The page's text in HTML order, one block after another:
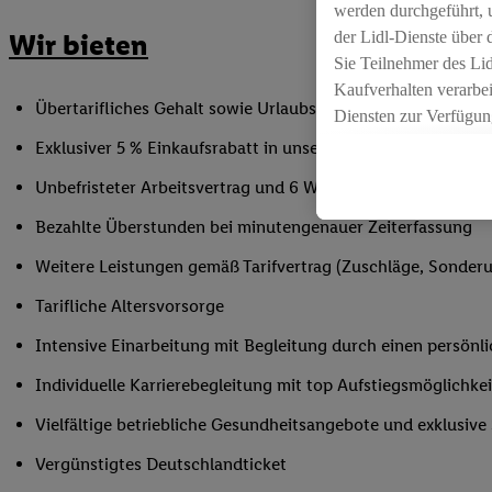
Wir bieten
Übertarifliches Gehalt sowie Urlaubs- und Weihnachtsgeld
Exklusiver 5 % Einkaufsrabatt in unseren Filialen
Unbefristeter Arbeitsvertrag und 6 Wochen Urlaub/Jahr
Bezahlte Überstunden bei minutengenauer Zeiterfassung
Weitere Leistungen gemäß Tarifvertrag (Zuschläge,
Tarifliche Altersvorsorge
Intensive Einarbeitung mit Begleitung durch einen
Individuelle Karrierebegleitung mit top
Vielfältige betriebliche Gesundheitsangebote und
Vergünstigtes Deutschlandticket
werden durchgeführt,
der Lidl-Dienste über
Sie Teilnehmer des
Kaufverhalten
Diensten zur
Die Erstellung
angereicherten
Ihr Kaufverhalten in
Speichern von und/
zur technischen
Sofern Sie hier Ihre
in gemeinsamer